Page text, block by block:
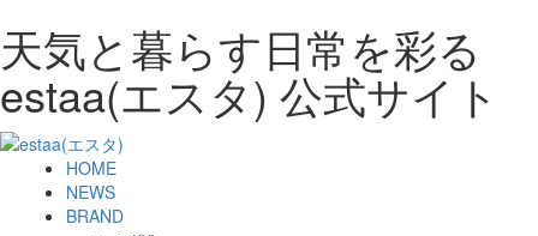
天気と暮らす日常を彩る
estaa(エスタ) 公式サイト
HOME
NEWS
BRAND